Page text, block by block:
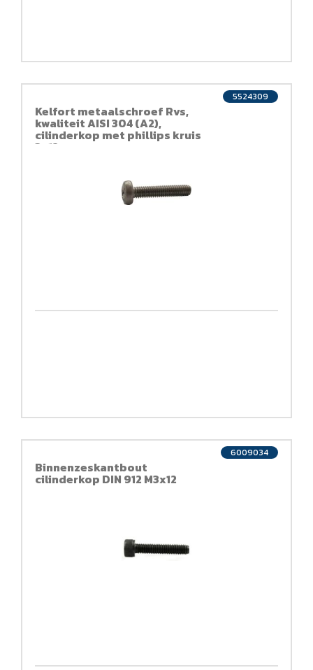
Kelfort metaalschroef Rvs,
kwaliteit AISI 304 (A2),
cilinderkop met phillips kruis
3x12
5524309
Binnenzeskantbout
cilinderkop DIN 912 M3x12
6009034